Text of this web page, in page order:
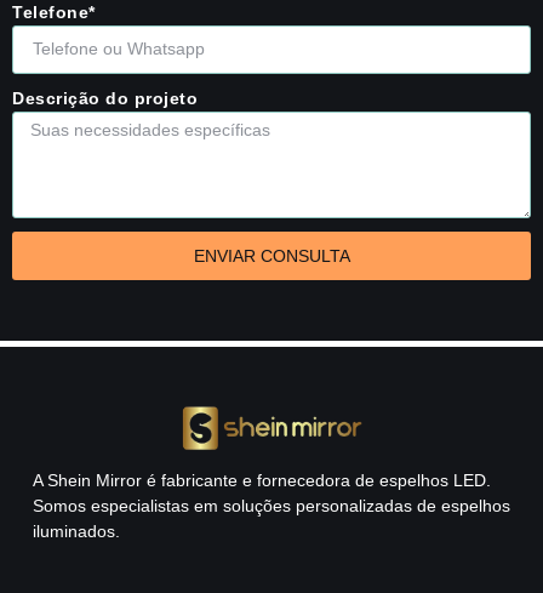
Telefone*
Descrição do projeto
ENVIAR CONSULTA
A Shein Mirror é fabricante e fornecedora de espelhos LED.
Somos especialistas em soluções personalizadas de espelhos
iluminados.